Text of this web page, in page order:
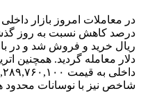
شاخص نیز با نوسانات محدود